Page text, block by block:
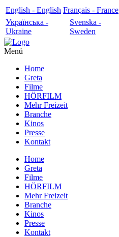
English - English Français - France
Українська -
Ukraine
Svenska -
Sweden
Menü
Home
Greta
Filme
HÖRFILM
Mehr Freizeit
Branche
Kinos
Presse
Kontakt
Home
Greta
Filme
HÖRFILM
Mehr Freizeit
Branche
Kinos
Presse
Kontakt